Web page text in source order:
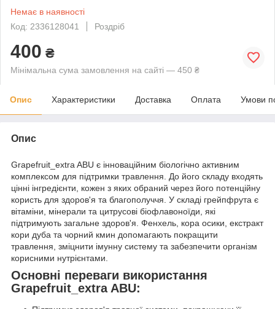
Немає в наявності
Код: 2336128041
Роздріб
400 ₴
Мінімальна сума замовлення на сайті — 450 ₴
Опис Характеристики Доставка Оплата Умови
Опис
Grapefruit_extra ABU є інноваційним біологічно активним
комплексом для підтримки травлення. До його складу входять
цінні інгредієнти, кожен з яких обраний через його потенційну
користь для здоров'я та благополуччя. У складі грейпфрута є
вітаміни, мінерали та цитрусові біофлавоноїди, які
підтримують загальне здоров'я. Фенхель, кора осики, екстракт
кори дуба та чорний кмин допомагають покращити
травлення, зміцнити імунну систему та забезпечити організм
корисними нутрієнтами.
Основні переваги використання
Grapefruit_extra ABU: